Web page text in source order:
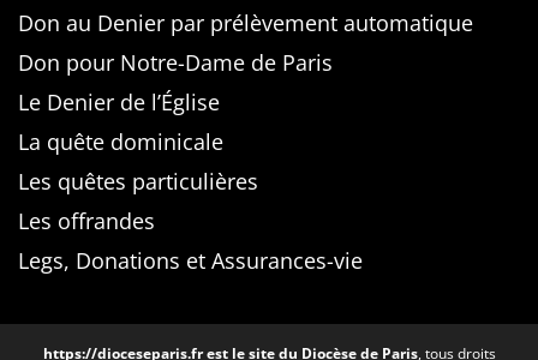
Don au Denier par prélèvement automatique
Don pour Notre-Dame de Paris
Le Denier de l’Église
La quête dominicale
Les quêtes particulières
Les offrandes
Legs, Donations et Assurances-vie
https://dioceseparis.frest le site du Diocèse de Paris, tous droits